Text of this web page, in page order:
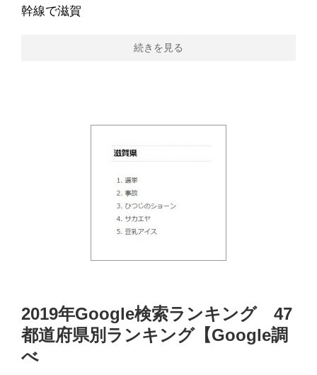
幹線で滋賀
続きを見る
2019年Google検索ランキング 47
都道府県別ランキング【Google調
べ